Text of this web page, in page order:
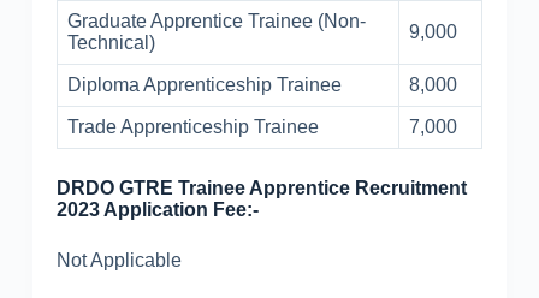
Graduate Apprentice Trainee (Non-
Technical)
9,000
Diploma Apprenticeship Trainee 8,000
Trade Apprenticeship Trainee 7,000
DRDO GTRE Trainee Apprentice Recruitment
2023 Application Fee:-
Not Applicable